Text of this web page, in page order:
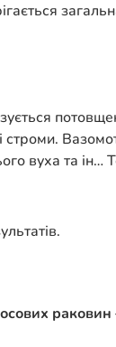
строми.
вуха та
раковин